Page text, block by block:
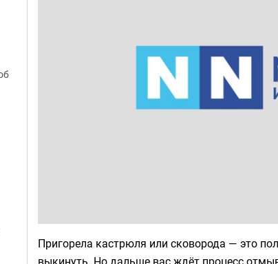
Пригорела кастрюля или сковорода — это